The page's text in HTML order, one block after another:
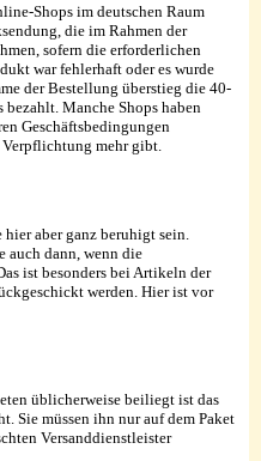
Shops im deutschen Raum
die im Rahmen der
sofern die erforderlichen
war fehlerhaft oder es wurde
der Bestellung überstieg die 40-
Manche Shops haben
Geschäftsbedingungen
mehr gibt.
aber ganz beruhigt sein.
auch dann, wenn die
ist besonders bei Artikeln der
werden. Hier ist vor
üblicherweise beiliegt ist das
Sie müssen ihn nur auf dem Paket
Versanddienstleister